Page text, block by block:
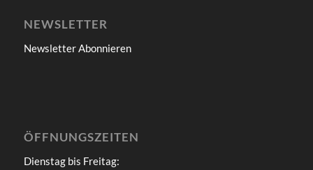
NEWSLETTER
Newsletter Abonnieren
ÖFFNUNGSZEITEN
Dienstag bis Freitag: